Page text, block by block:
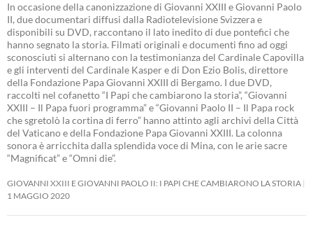
In occasione della canonizzazione di Giovanni XXIII e Giovanni Paolo
II, due documentari diffusi dalla Radiotelevisione Svizzera e
disponibili su DVD, raccontano il lato inedito di due pontefici che
hanno segnato la storia. Filmati originali e documenti fino ad oggi
sconosciuti si alternano con la testimonianza del Cardinale Capovilla
e gli interventi del Cardinale Kasper e di Don Ezio Bolis, direttore
della Fondazione Papa Giovanni XXIII di Bergamo. I due DVD,
raccolti nel cofanetto “I Papi che cambiarono la storia”, “Giovanni
XXIII – Il Papa fuori programma” e “Giovanni Paolo II – Il Papa rock
che sgretolò la cortina di ferro” hanno attinto agli archivi della Città
del Vaticano e della Fondazione Papa Giovanni XXIII. La colonna
sonora è arricchita dalla splendida voce di Mina, con le arie sacre
“Magnificat” e “Omni die”.
GIOVANNI XXIII E GIOVANNI PAOLO II: I PAPI CHE CAMBIARONO LA STORIA
1 MAGGIO 2020